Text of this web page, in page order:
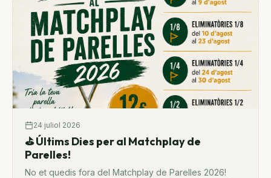
24 juliol 2026
⛳️ Últims Dies per al Matchplay de
Parelles!
No et quedis fora del Matchplay de Parelles 2026!